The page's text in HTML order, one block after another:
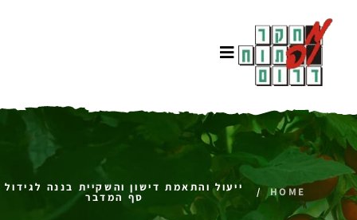
HOME
/ ייעול והתאמת דישון והשקיית בננה לגידול
סף המדבר